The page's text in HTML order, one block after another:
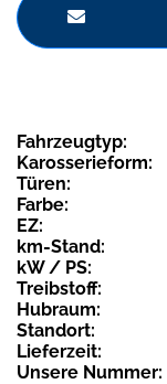
Fahrzeugtyp:
Karosserieform:
Türen:
Farbe:
EZ:
km-Stand:
kW / PS:
Treibstoff:
Hubraum:
Standort:
Lieferzeit:
Unsere Nummer: